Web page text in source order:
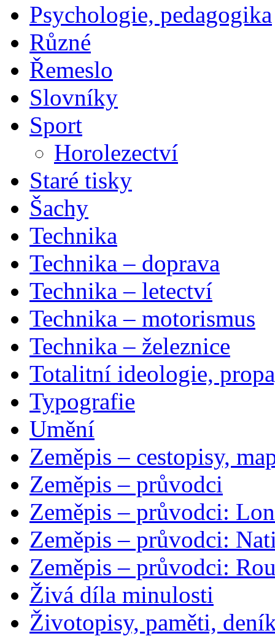
Psychologie, pedagogika
Různé
Řemeslo
Slovníky
Sport
Horolezectví
Staré tisky
Šachy
Technika
Technika – doprava
Technika – letectví
Technika – motorismus
Technika – železnice
Totalitní ideologie,
Typografie
Umění
Zeměpis – cestopisy,
Zeměpis – průvodci
Zeměpis – průvodci:
Zeměpis – průvodci:
Zeměpis – průvodci:
Živá díla minulosti
Životopisy, paměti,